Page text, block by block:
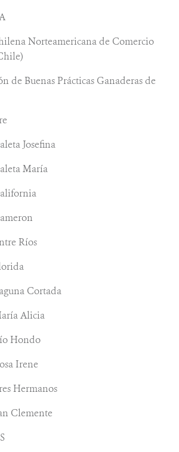
Norteamericana de Comercio
de Buenas Prácticas Ganaderas de
Josefina
María
Ríos
Cortada
Alicia
Hondo
Irene
Hermanos
Clemente